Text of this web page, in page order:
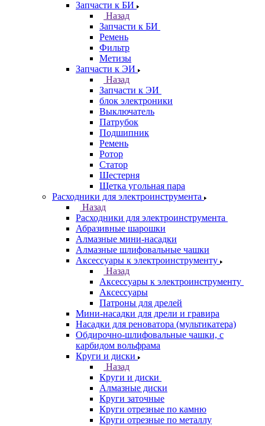
Запчасти к БИ
Назад
Запчасти к БИ
Ремень
Фильтр
Метизы
Запчасти к ЭИ
Назад
Запчасти к ЭИ
блок электроники
Выключатель
Патрубок
Подшипник
Ремень
Ротор
Статор
Шестерня
Щетка угольная пара
Расходники для электроинструмента
Назад
Расходники для электроинструмента
Абразивные шарошки
Алмазные мини-насадки
Алмазные шлифовальные чашки
Аксессуары к электроинструменту
Назад
Аксессуары к электроинструменту
Аксессуары
Патроны для дрелей
Мини-насадки для дрели и гравира
Насадки для реноватора (мультикатера)
Обдирочно-шлифовальные чашки, с
карбидом вольфрама
Круги и диски
Назад
Круги и диски
Алмазные диски
Круги заточные
Круги отрезные по камню
Круги отрезные по металлу